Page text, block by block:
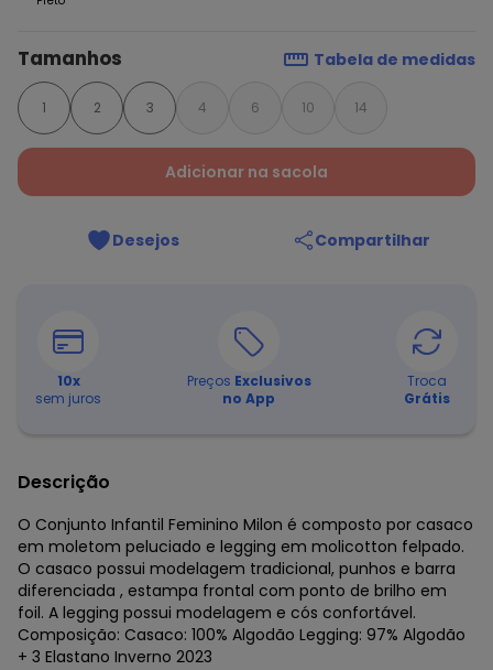
Tamanhos Tabela de medidas
1 2 3 4 6 10 14
Adicionar na sacola
Desejos Compartilhar
10x
sem juros
Preços Exclusivos
no App
Troca
Grátis
Descrição
O Conjunto Infantil Feminino Milon é composto por casaco
em moletom peluciado e legging em molicotton felpado.
O casaco possui modelagem tradicional, punhos e barra
diferenciada , estampa frontal com ponto de brilho em
foil. A legging possui modelagem e cós confortável.
Composição: Casaco: 100% Algodão Legging: 97% Algodão
+ 3 Elastano Inverno 2023